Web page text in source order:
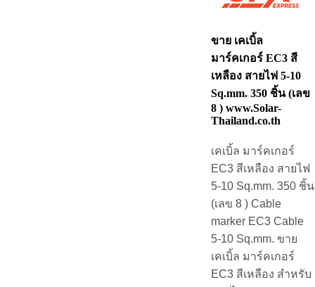
ขาย เคเบิ้ล
มาร์คเกอร์ EC3 สี
เหลือง สายไฟ 5-10
Sq.mm. 350 ชิ้น (เลข
8 ) www.Solar-
Thailand.co.th
เคเบิ้ล มาร์คเกอร์
EC3 สีเหลือง สายไฟ
5-10 Sq.mm. 350 ชิ้น
(เลข 8 ) Cable
marker EC3 Cable
5-10 Sq.mm. ขาย
เคเบิ้ล มาร์คเกอร์
EC3 สีเหลือง สำหรับ